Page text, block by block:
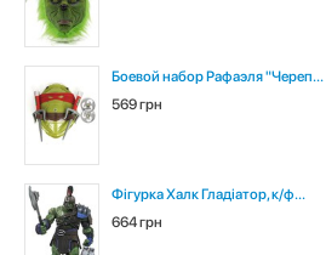
Боевой набор Рафаэля "Череп...
569 грн
Фігурка Халк Гладіатор, к/ф...
664 грн